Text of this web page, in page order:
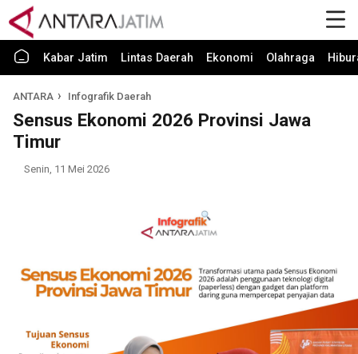
Kabar Jatim Lintas Daerah Ekonomi Olahraga
ANTARA Infografik Daerah
Sensus Ekonomi 2026 Provinsi Jawa
Timur
Senin, 11 Mei 2026